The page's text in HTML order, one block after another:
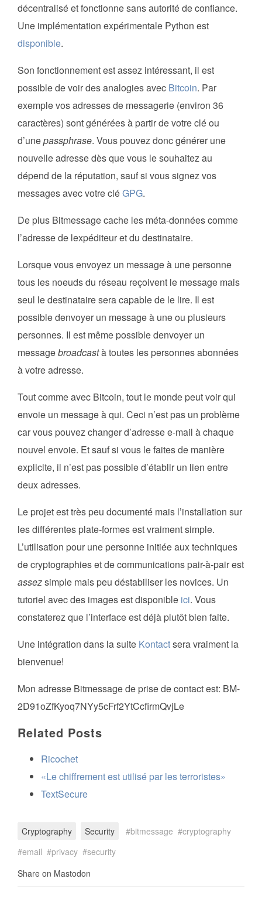
décentralisé et fonctionne sans autorité de confiance.
Une implémentation expérimentale Python est
disponible.
Son fonctionnement est assez intéressant, il est
possible de voir des analogies avec Bitcoin. Par
exemple vos adresses de messagerie (environ 36
caractères) sont générées à partir de votre clé ou
d’unepassphrase. Vous pouvez donc générer une
nouvelle adresse dès que vous le souhaitez au
dépend de la réputation, sauf si vous signez vos
messages avec votre cléGPG.
De plus Bitmessage cache les méta-données comme
l’adresse de lexpéditeur et du destinataire.
Lorsque vous envoyez un message à une personne
tous les noeuds du réseau reçoivent le message mais
seul le destinataire sera capable de le lire. Il est
possible denvoyer un message à une ou plusieurs
personnes. Il est même possible denvoyer un
messagebroadcastà toutes les personnes abonnées
à votre adresse.
Tout comme avec Bitcoin, tout le monde peut voir qui
envoie un message à qui. Ceci n’est pas un problème
car vous pouvez changer d’adresse e-mail à chaque
nouvel envoie. Et sauf si vous le faites de manière
explicite, il n’est pas possible d’établir un lien entre
deux adresses.
Le projet est très peu documenté mais l’installation sur
les différentes plate-formes est vraiment simple.
L’utilisation pour une personne initiée aux techniques
de cryptographies et de communications pair-à-pair est
assezsimple mais peu déstabiliser les novices. Un
tutoriel avec des images est disponible ici. Vous
constaterez que l’interface est déjà plutôt bien faite.
Une intégration dans la suite Kontactsera vraiment la
bienvenue!
Mon adresse Bitmessage de prise de contact est: BM-
2D91oZfKyoq7NYy5cFrf2YtCcfirmQvjLe
Related Posts
Ricochet
«Le chiffrement est utilisé par les terroristes»
TextSecure
Cryptography Security bitmessage
cryptography
email
privacy
security
Share on Mastodon